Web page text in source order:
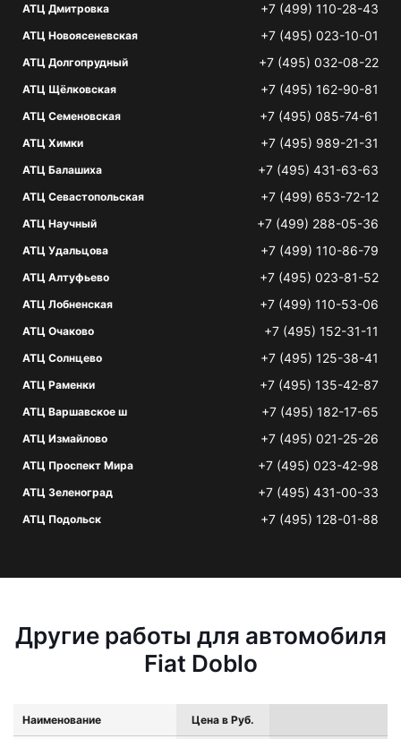
АТЦ Дмитровка +7 (499) 110-28-43
АТЦ Новоясеневская +7 (495) 023-10-01
АТЦ Долгопрудный +7 (495) 032-08-22
АТЦ Щёлковская +7 (495) 162-90-81
АТЦ Семеновская +7 (495) 085-74-61
АТЦ Химки +7 (495) 989-21-31
АТЦ Балашиха +7 (495) 431-63-63
АТЦ Севастопольская +7 (499) 653-72-12
АТЦ Научный +7 (499) 288-05-36
АТЦ Удальцова +7 (499) 110-86-79
АТЦ Алтуфьево +7 (495) 023-81-52
АТЦ Лобненская +7 (499) 110-53-06
АТЦ Очаково +7 (495) 152-31-11
АТЦ Солнцево +7 (495) 125-38-41
АТЦ Раменки +7 (495) 135-42-87
АТЦ Варшавское ш +7 (495) 182-17-65
АТЦ Измайлово +7 (495) 021-25-26
АТЦ Проспект Мира +7 (495) 023-42-98
АТЦ Зеленоград +7 (495) 431-00-33
АТЦ Подольск +7 (495) 128-01-88
Другие работы для автомобиля
Fiat Doblo
Наименование Цена в Руб.